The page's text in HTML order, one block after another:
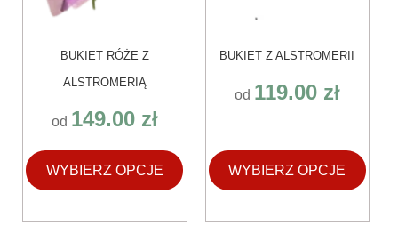
BUKIET RÓŻE Z
ALSTROMERIĄ
od 149.00 zł
WYBIERZ OPCJE
BUKIET Z ALSTROMERII
od 119.00 zł
WYBIERZ OPCJE